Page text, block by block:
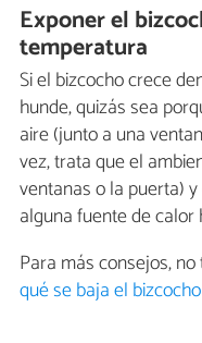
Exponer el
temperatura
Si el bizcocho crece
hunde, quizás sea
aire (junto a una
vez, trata que el
ventanas o la puerta)
alguna fuente de calor
Para más consejos,
qué se baja el